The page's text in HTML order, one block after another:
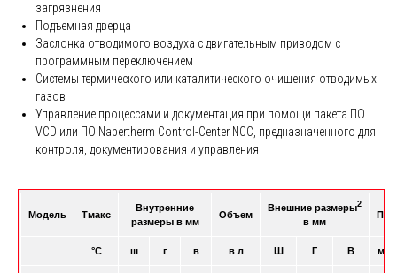
загрязнения
Подъемная дверца
Заслонка отводимого воздуха с двигательным приводом с
программным переключением
Системы термического или каталитического очищения отводимых
газов
Управление процессами и документация при помощи пакета ПО
VCD или ПО Nabertherm Control-Center NCC, предназначенного для
контроля, документирования и управления
Модель Tмакс
Внутренние
размеры в мм
Объем
Внешние размеры2
в мм
°C ш г в в л Ш Г В